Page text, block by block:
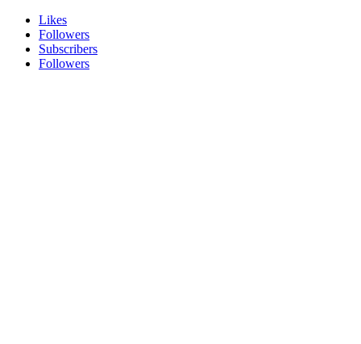
Likes
Followers
Subscribers
Followers